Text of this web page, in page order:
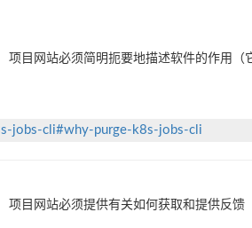
项目网站必须简明扼要地描述软件的作用（
jobs-cli#why-purge-k8s-jobs-cli
项目网站必须提供有关如何获取和提供反馈